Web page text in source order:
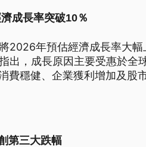
成長率突破10％
2026年預估經濟成長率大幅
出，成長原因主要受惠於全
費穩健、企業獲利增加及股
第三大跌幅